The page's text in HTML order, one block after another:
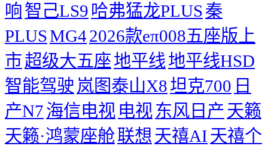
响智己LS9 哈弗猛龙PLUS秦
PLUSMG42026款eπ008五座版上
市超级大五座地平线地平线HSD
智能驾驶 岚图泰山X8坦克700 日
产N7海信电视 电视东风日产 天籁
天籁·鸿蒙座舱联想 天禧AI 天禧个